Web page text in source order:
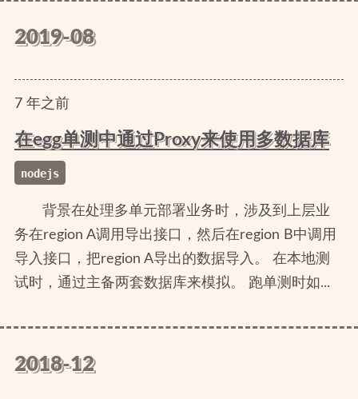
2019-08
7年之前
在egg单测中通过Proxy来使用多数据库
nodejs
背景在处理多单元部署业务时，涉及到上层业
务在region A调用导出接口，然后在region B中调用
导入接口，把region A导出的数据导入。 在本地测
试时，通过主备两套数据库来模拟。 跑单测时如...
2018-12